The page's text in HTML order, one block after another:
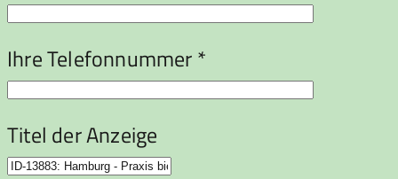
Ihre Telefonnummer *
Titel der Anzeige